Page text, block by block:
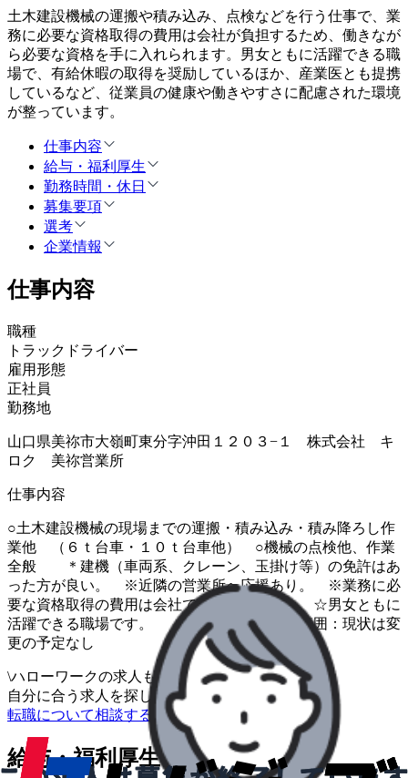
土木建設機械の運搬や積み込み、点検などを行う仕事で、業
務に必要な資格取得の費用は会社が負担するため、働きなが
ら必要な資格を手に入れられます。男女ともに活躍できる職
場で、有給休暇の取得を奨励しているほか、産業医とも提携
しているなど、従業員の健康や働きやすさに配慮された環境
が整っています。
仕事内容
給与・福利厚生
勤務時間・休日
募集要項
選考
企業情報
仕事内容
職種
トラックドライバー
雇用形態
正社員
勤務地
山口県美祢市大嶺町東分字沖田１２０３−１ 株式会社 キ
ロク 美祢営業所
仕事内容
○土木建設機械の現場までの運搬・積み込み・積み降ろし作
業他 （６ｔ台車・１０ｔ台車他） ○機械の点検他、作業
全般 ＊建機（車両系、クレーン、玉掛け等）の免許はあ
った方が良い。 ※近隣の営業所へ応援あり。 ※業務に必
要な資格取得の費用は会社で負担致します。 ☆男女ともに
活躍できる職場です。 ※業務内容の変更範囲：現状は変
更の予定なし
\ハローワークの求人も一括管理
自分に合う求人を探してもらう /
転職について相談する
給与・福利厚生